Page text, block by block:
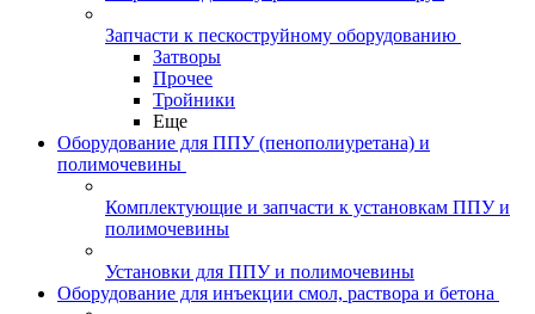
Запчасти к пескоструйному оборудованию
Затворы
Прочее
Тройники
Еще
Оборудование для ППУ (пенополиуретана) и
полимочевины
Комплектующие и запчасти к установкам ППУ и
полимочевины
Установки для ППУ и полимочевины
Оборудование для инъекции смол, раствора и бетона